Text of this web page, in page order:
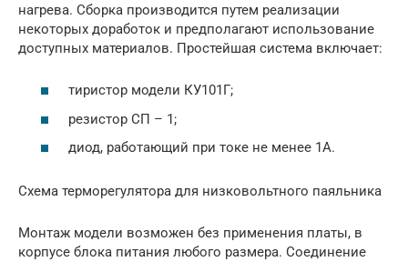
нагрева. Сборка производится путем реализации
некоторых доработок и предполагают использование
доступных материалов. Простейшая система включает:
тиристор модели КУ101Г;
резистор СП – 1;
диод, работающий при токе не менее 1А.
Схема терморегулятора для низковольтного паяльника
Монтаж модели возможен без применения платы, в
корпусе блока питания любого размера. Соединение